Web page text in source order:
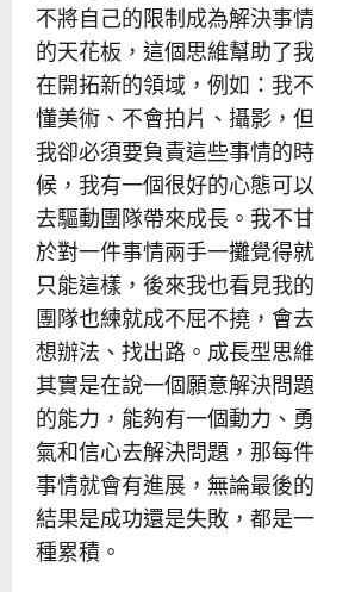
不將自己的限制成為解決事情
的天花板，這個思維幫助了我
在開拓新的領域，例如：我不
懂美術、不會拍片、攝影，但
我卻必須要負責這些事情的時
候，我有一個很好的心態可以
去驅動團隊帶來成長。我不甘
於對一件事情兩手一攤覺得就
只能這樣，後來我也看見我的
團隊也練就成不屈不撓，會去
想辦法、找出路。成長型思維
其實是在說一個願意解決問題
的能力，能夠有一個動力、勇
氣和信心去解決問題，那每件
事情就會有進展，無論最後的
結果是成功還是失敗，都是一
種累積。